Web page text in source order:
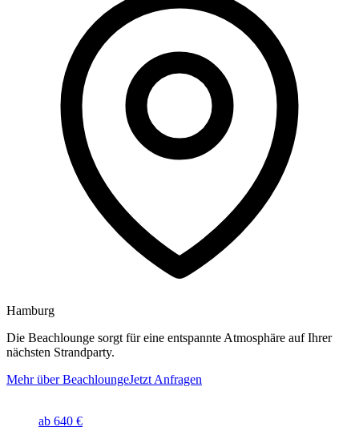
Hamburg
Die Beachlounge sorgt für eine entspannte Atmosphäre auf Ihrer
nächsten Strandparty.
Mehr über BeachloungeJetzt Anfragen
ab 640 €